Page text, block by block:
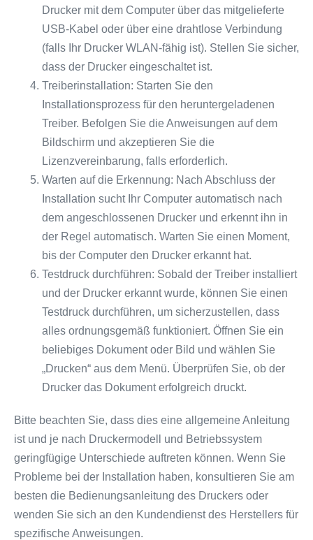
Drucker mit dem Computer über das mitgelieferte
USB-Kabel oder über eine drahtlose Verbindung
(falls Ihr Drucker WLAN-fähig ist). Stellen Sie sicher,
dass der Drucker eingeschaltet ist.
Treiberinstallation: Starten Sie den
Installationsprozess für den heruntergeladenen
Treiber. Befolgen Sie die Anweisungen auf dem
Bildschirm und akzeptieren Sie die
Lizenzvereinbarung, falls erforderlich.
Warten auf die Erkennung: Nach Abschluss der
Installation sucht Ihr Computer automatisch nach
dem angeschlossenen Drucker und erkennt ihn in
der Regel automatisch. Warten Sie einen Moment,
bis der Computer den Drucker erkannt hat.
Testdruck durchführen: Sobald der Treiber installiert
und der Drucker erkannt wurde, können Sie einen
Testdruck durchführen, um sicherzustellen, dass
alles ordnungsgemäß funktioniert. Öffnen Sie ein
beliebiges Dokument oder Bild und wählen Sie
„Drucken“ aus dem Menü. Überprüfen Sie, ob der
Drucker das Dokument erfolgreich druckt.
Bitte beachten Sie, dass dies eine allgemeine Anleitung
ist und je nach Druckermodell und Betriebssystem
geringfügige Unterschiede auftreten können. Wenn Sie
Probleme bei der Installation haben, konsultieren Sie am
besten die Bedienungsanleitung des Druckers oder
wenden Sie sich an den Kundendienst des Herstellers für
spezifische Anweisungen.